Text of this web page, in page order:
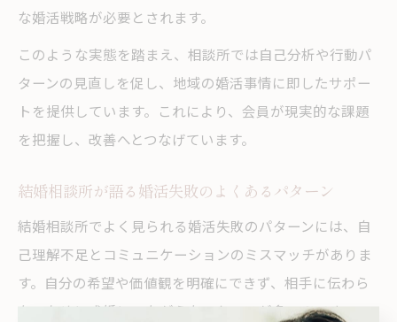
な婚活戦略が必要とされます。
このような実態を踏まえ、相談所では自己分析や行動パ
ターンの見直しを促し、地域の婚活事情に即したサポー
トを提供しています。これにより、会員が現実的な課題
を把握し、改善へとつなげています。
結婚相談所が語る婚活失敗のよくあるパターン
結婚相談所でよく見られる婚活失敗のパターンには、自
己理解不足とコミュニケーションのミスマッチがありま
す。自分の希望や価値観を明確にできず、相手に伝わら
ないために成婚につながらないケースが多いのです。